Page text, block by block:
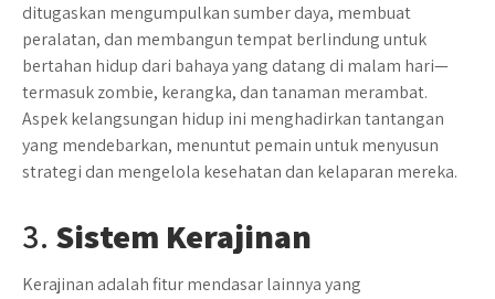
ditugaskan mengumpulkan sumber daya, membuat
peralatan, dan membangun tempat berlindung untuk
bertahan hidup dari bahaya yang datang di malam hari—
termasuk zombie, kerangka, dan tanaman merambat.
Aspek kelangsungan hidup ini menghadirkan tantangan
yang mendebarkan, menuntut pemain untuk menyusun
strategi dan mengelola kesehatan dan kelaparan mereka.
3. Sistem Kerajinan
Kerajinan adalah fitur mendasar lainnya yang